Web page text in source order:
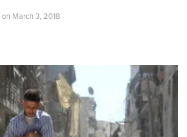
on March 3, 2018